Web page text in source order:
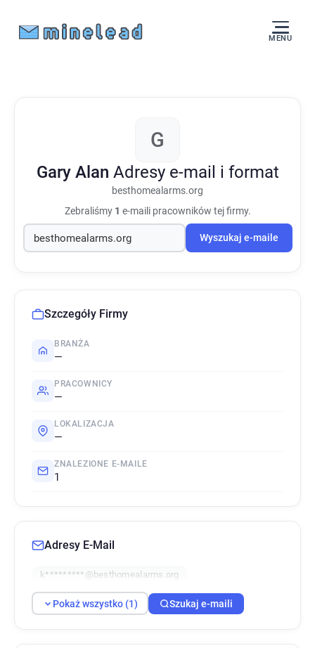
MENU
G
Gary Alan Adresy e-mail i format
besthomealarms.org
Zebraliśmy 1 e-maili pracowników tej firmy.
Wyszukaj e-maile
Szczegóły Firmy
BRANŻA
—
PRACOWNICY
—
LOKALIZACJA
—
ZNALEZIONE E-MAILE
1
Adresy E-Mail
k*********@besthomealarms.org
Pokaż wszystko (1) Szukaj e-maili